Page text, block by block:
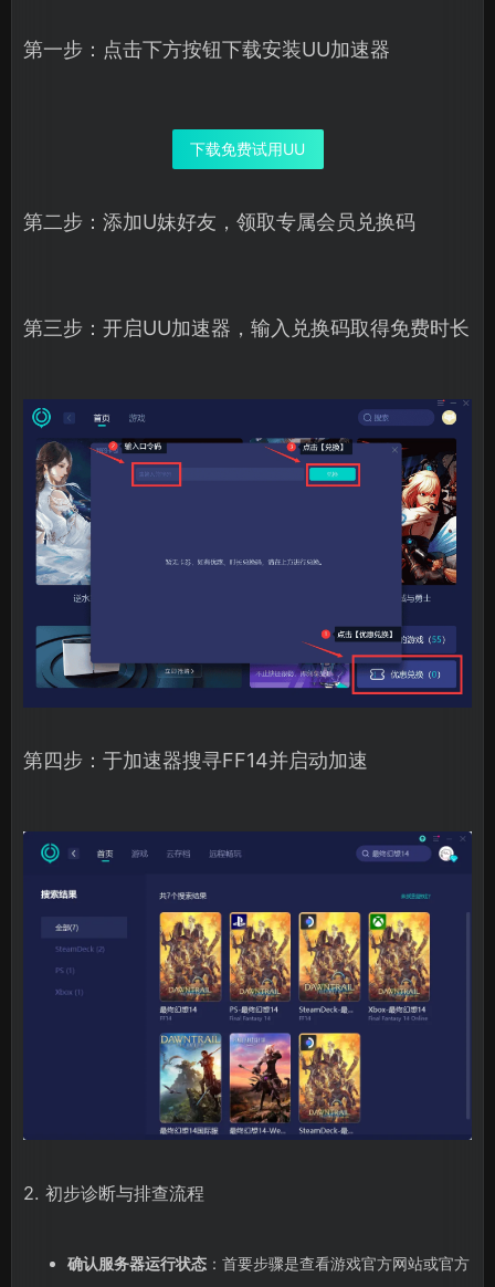
第一步：点击下方按钮下载安装UU加速器
下载免费试用UU
第二步：添加U妹好友，领取专属会员兑换码
第三步：开启UU加速器，输入兑换码取得免费时长
第四步：于加速器搜寻FF14并启动加速
2. 初步诊断与排查流程
确认服务器运行状态：首要步骤是查看游戏官方网站或官方